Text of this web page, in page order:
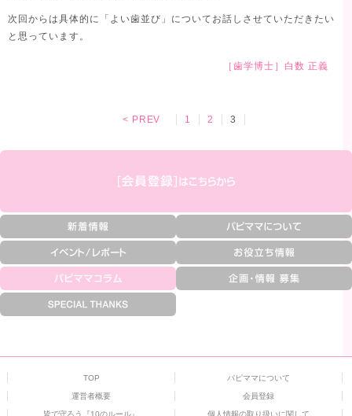
次回からは具体的に「よい歯並び」についてお話しさせていただきたい
と思っています。
［歯学博士］白数 正義
< PREV 1 2 3
TOP パピママについて
運営者概要 会員登録
皆で守ろう『10のルール』 個人情報の取り扱いに関して